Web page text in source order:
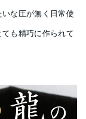
な圧が無く日常使
も精巧に作られて